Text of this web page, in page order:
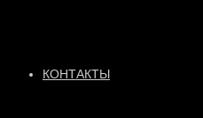
КОНТАКТЫ